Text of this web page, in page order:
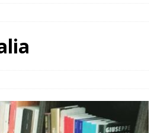
persiste con massime sempre molto